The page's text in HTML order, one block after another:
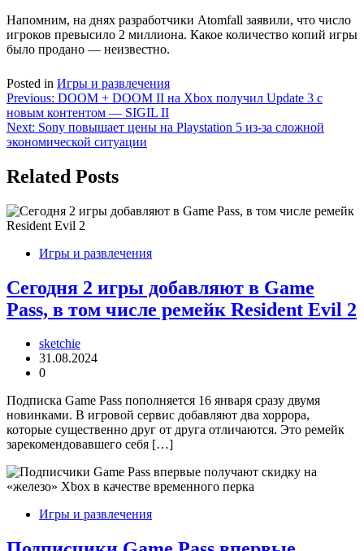
Напомним, на днях разработчики Atomfall заявили, что число
игроков превысило 2 миллиона. Какое количество копий игры
было продано — неизвестно.
Posted in Игры и развлечения
Навигация
по
записям
Previous: DOOM + DOOM II на Xbox получил Update 3 с
новым контентом — SIGIL II
Next: Sony повышает цены на Playstation 5 из-за сложной
экономической ситуации
Related Posts
Игры и развлечения
Сегодня 2 игры добавляют в Game
Pass, в том числе ремейк Resident Evil 2
sketchie
31.08.2024
0
Подписка Game Pass пополняется 16 января сразу двумя
новинками. В игровой сервис добавляют два хоррора,
которые существенно друг от друга отличаются. Это ремейк
зарекомендовавшего себя […]
Игры и развлечения